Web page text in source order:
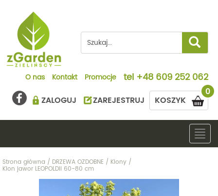
O nas Kontakt Promocje tel +48 609 252 062
0
KOSZYK
ZALOGUJ ZAREJESTRUJ
Strona główna / DRZEWA OZDOBNE / Klony /
Klon jawor LEOPOLDII 60-80 cm